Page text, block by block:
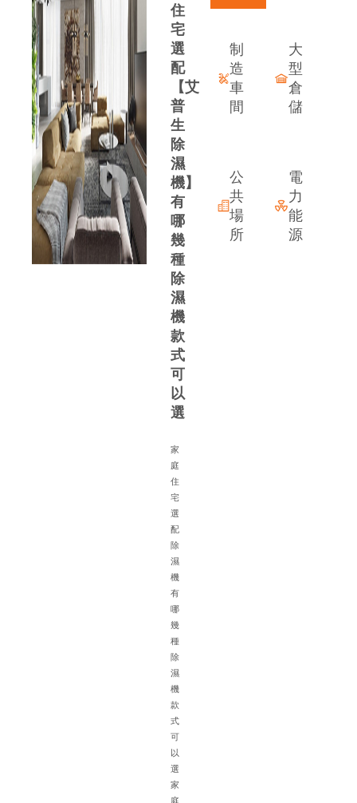
住
宅
選
配
【艾
普
生
除
濕
機】
有
哪
幾
種
除
濕
機
款
式
可
以
選
家
庭
住
宅
選
配
除
濕
機
有
哪
幾
種
除
濕
機
款
式
可
以
選
家
庭
制
造
車
間
大
型
倉
儲
公
共
場
所
電
力
能
源